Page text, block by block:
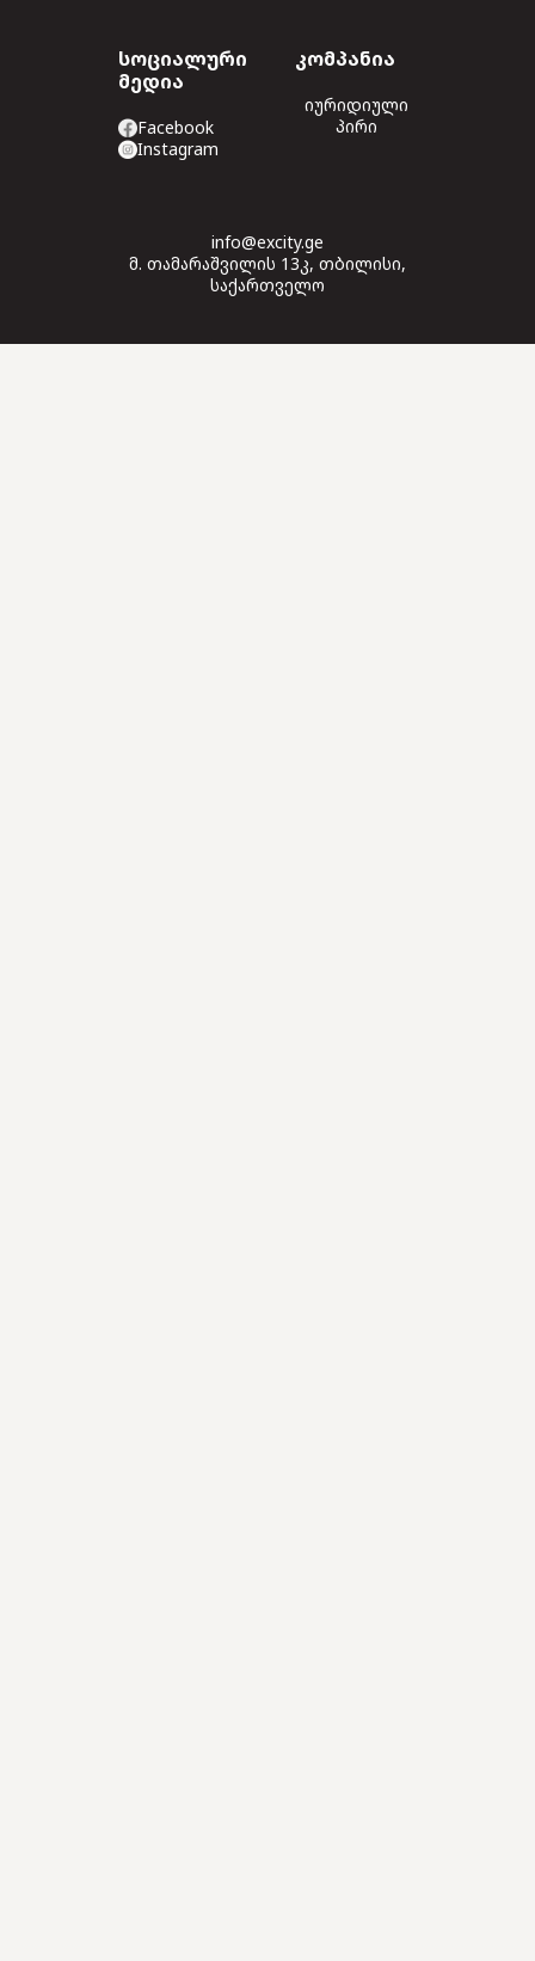
სოციალური
მედია
Facebook
Instagram
კომპანია
იურიდიული
პირი
info@excity.ge
მ. თამარაშვილის 13კ, თბილისი,
საქართველო